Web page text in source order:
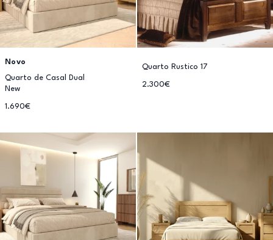
Novo
Quarto de Casal Dual
New
1.690€
Quarto Rustico 17
2.300€